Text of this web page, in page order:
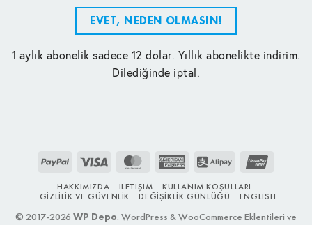
EVET, NEDEN OLMASIN!
1 aylık abonelik sadece 12 dolar. Yıllık abonelikte indirim.
Dilediğinde iptal.
PayPal Visa MasterCardAmerican
Alipay
HAKKIMIZDA İLETIŞIM
KULLANIM KOŞULLARI
GIZLILIK VE GÜVENLIK
DEĞIŞIKLIK GÜNLÜĞÜ ENGLISH
© 2017-2026 WP Depo. WordPress & WooCommerce Eklentileri ve